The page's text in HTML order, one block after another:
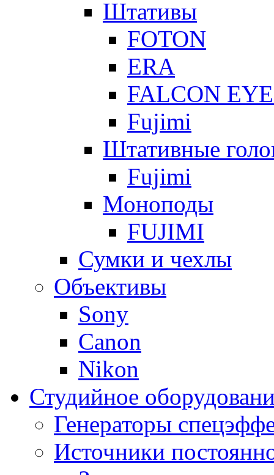
Штативы
FOTON
ERA
FALCON
Fujimi
Штативные
Fujimi
Моноподы
FUJIMI
Сумки и чехлы
Объективы
Sony
Canon
Nikon
Студийное
Генераторы
Источники